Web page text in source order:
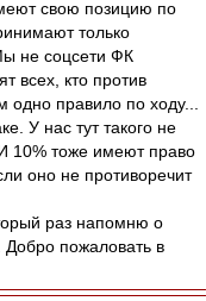
свою позицию по
только
не соцсети ФК
всех, кто против
одно правило по ходу...
У нас тут такого не
10% тоже имеют право
оно не противоречит
раз напомню о
Добро пожаловать в